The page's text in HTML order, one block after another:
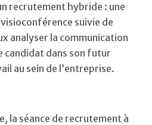
recrutement hybride : une
suivie de
analyser la communication
candidat dans son futur
au sein de l’entreprise.
la séance de recrutement à